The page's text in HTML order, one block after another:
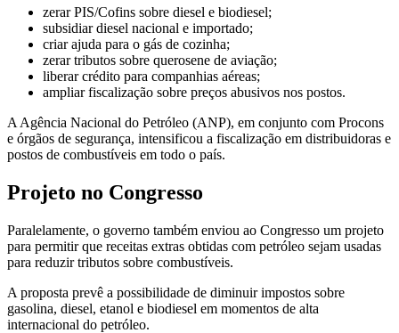
zerar PIS/Cofins sobre diesel e biodiesel;
subsidiar diesel nacional e importado;
criar ajuda para o gás de cozinha;
zerar tributos sobre querosene de aviação;
liberar crédito para companhias aéreas;
ampliar fiscalização sobre preços abusivos nos postos.
A Agência Nacional do Petróleo (ANP), em conjunto com Procons
e órgãos de segurança, intensificou a fiscalização em distribuidoras e
postos de combustíveis em todo o país.
Projeto no Congresso
Paralelamente, o governo também enviou ao Congresso um projeto
para permitir que receitas extras obtidas com petróleo sejam usadas
para reduzir tributos sobre combustíveis.
A proposta prevê a possibilidade de diminuir impostos sobre
gasolina, diesel, etanol e biodiesel em momentos de alta
internacional do petróleo.